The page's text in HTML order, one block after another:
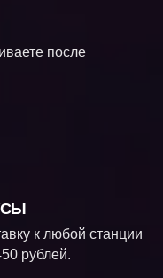
после
к любой станции
рублей.